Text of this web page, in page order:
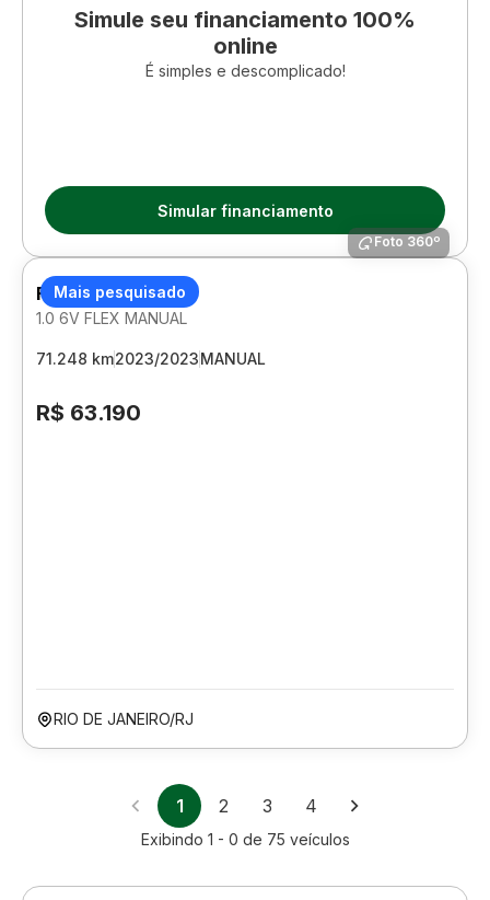
Simule seu financiamento 100%
online
É simples e descomplicado!
Simular financiamento
Mais pesquisado
Foto 360º
FIAT ARGO
1.0 6V FLEX MANUAL
71.248 km2023/2023MANUAL
R$ 63.190
RIO DE JANEIRO/RJ
1 2 3 4
Exibindo 1 - 0 de 75 veículos